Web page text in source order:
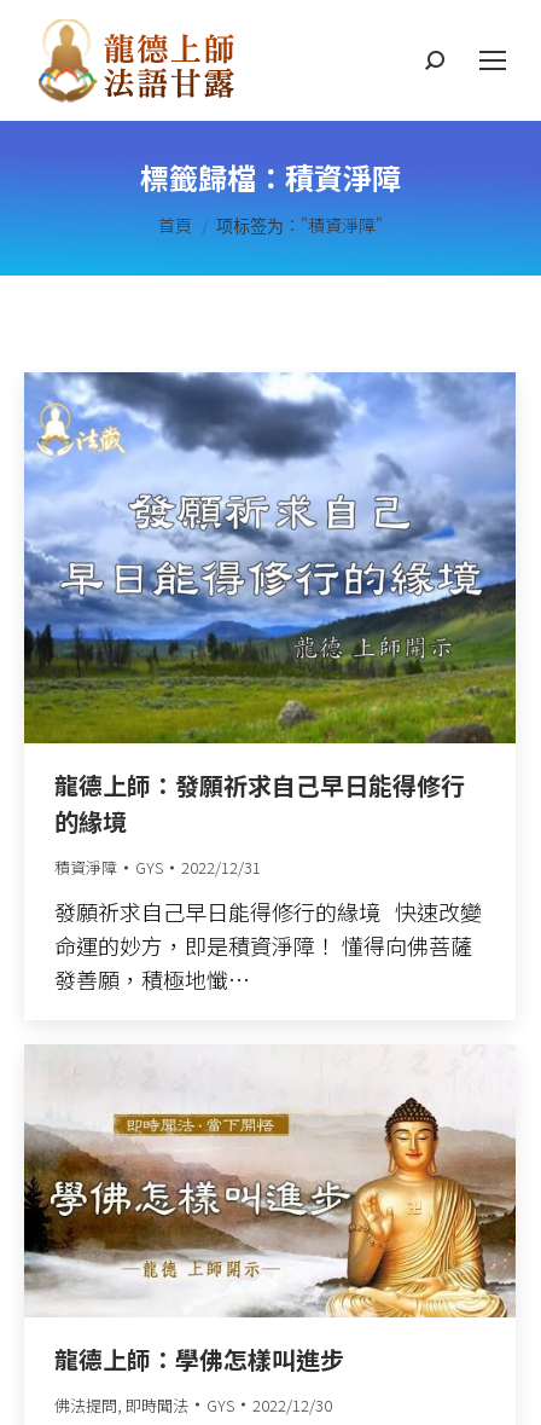
搜
標籤歸檔： 積資淨障
您在這裡：
首頁 项标签为："積資淨障"
龍德上師：發願祈求自己早日能得修行
的緣境
積資淨障 GYS 2022/12/31
發願祈求自己早日能得修行的緣境 快速改變
命運的妙方，即是積資淨障！ 懂得向佛菩薩
發善願，積極地懺…
龍德上師：學佛怎樣叫進步
佛法提問 即時聞法 GYS 2022/12/30